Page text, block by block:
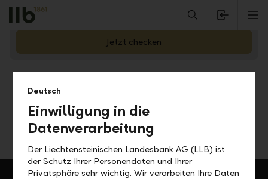
Alerts.Headline
Orientieren Sie sich mit unserem Hypo-Profilchecker
Jetzt checken
Deutsch
Einwilligung in die
Datenverarbeitung
Der Liechtensteinischen Landesbank AG (LLB) ist
der Schutz Ihrer Personendaten und Ihrer
Privatsphäre sehr wichtig. Wir verarbeiten Ihre Daten